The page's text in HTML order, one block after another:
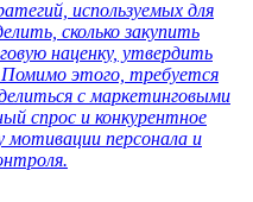
используемых для
сколько закупить
наценку, утвердить
Помимо этого, требуется
с маркетинговыми
спрос и конкурентное
персонала и